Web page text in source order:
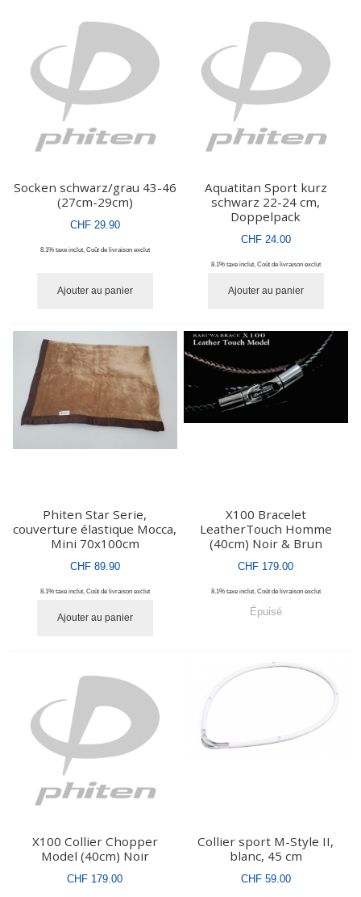
Socken schwarz/grau 43-46
(27cm-29cm)
CHF 29.90
8.1% taxe inclut, Coût de livraisonexclut
Ajouter au panier
Aquatitan Sport kurz
schwarz 22-24 cm,
Doppelpack
CHF 24.00
8.1% taxe inclut, Coût de livraisonexclut
Ajouter au panier
Phiten Star Serie,
couverture élastique Mocca,
Mini 70x100cm
CHF 89.90
8.1% taxe inclut, Coût de livraisonexclut
Ajouter au panier
X100 Bracelet
LeatherTouch Homme
(40cm) Noir & Brun
CHF 179.00
8.1% taxe inclut, Coût de livraisonexclut
Épuisé
X100 Collier Chopper
Model (40cm) Noir
CHF 179.00
Collier sport M-Style II,
blanc, 45 cm
CHF 59.00